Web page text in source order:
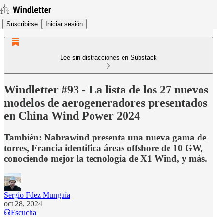
Suscribirse Iniciar sesión
Lee sin distracciones en Substack
Windletter #93 - La lista de los 27 nuevos
modelos de aerogeneradores presentados
en China Wind Power 2024
También: Nabrawind presenta una nueva gama de
torres, Francia identifica áreas offshore de 10 GW,
conociendo mejor la tecnología de X1 Wind, y más.
Sergio Fdez Munguía
oct 28, 2024
Escucha